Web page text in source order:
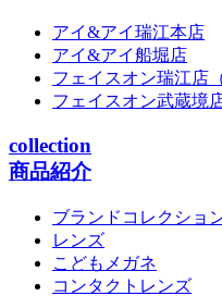
アイ&アイ瑞江本店
アイ&アイ船堀店
フェイスオン瑞江店
フェイスオン武蔵境
collection
商品紹介
ブランドコレクショ
レンズ
こどもメガネ
コンタクトレンズ